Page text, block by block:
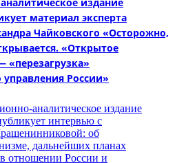
материал эксперта
Чайковского «Осторожно,
«Открытое
«перезагрузка»
управления России»